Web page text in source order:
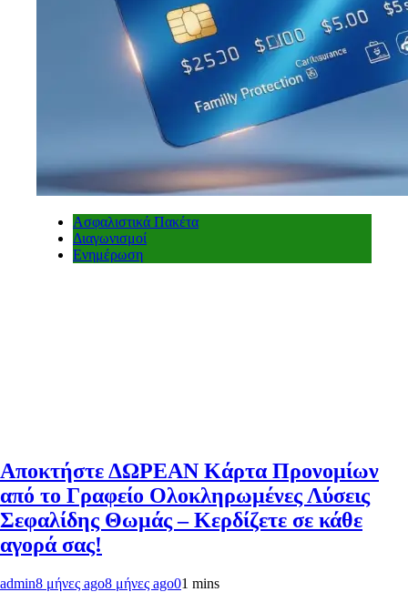
Ασφαλιστικά Πακέτα
Διαγωνισμοί
Ενημέρωση
Αποκτήστε ΔΩΡΕΑΝ Κάρτα Προνoμίων
από το Γραφείο Ολοκληρωμένες Λύσεις
Σεφαλίδης Θωμάς – Κερδίζετε σε κάθε
αγορά σας!
admin8 μήνες ago8 μήνες ago01 mins